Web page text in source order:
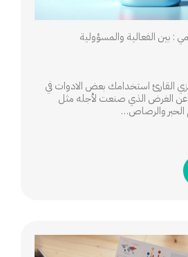
: بين الفعالية والمسؤولية
القارئ استخدامك بعض الادوات في
عن الغرض الذي صنعت لأجله مثل
الحبر والرصاص…